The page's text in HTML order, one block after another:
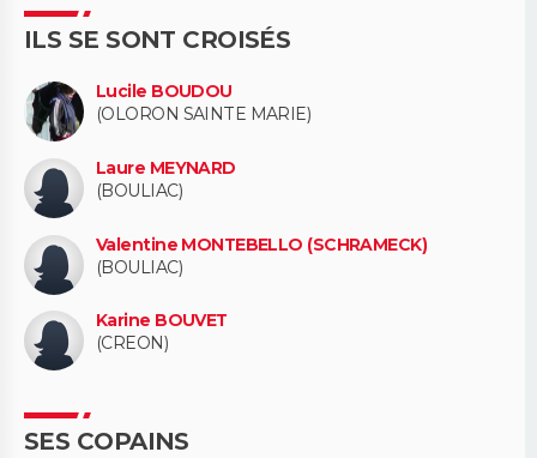
ILS SE SONT CROISÉS
Lucile BOUDOU
(OLORON SAINTE MARIE)
Laure MEYNARD
(BOULIAC)
Valentine MONTEBELLO (SCHRAMECK)
(BOULIAC)
Karine BOUVET
(CREON)
SES COPAINS